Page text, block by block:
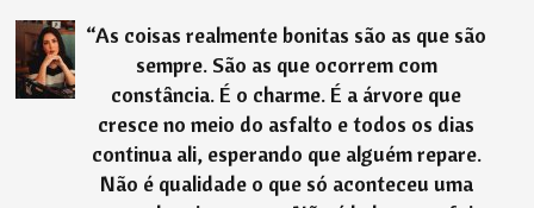
“As coisas realmente bonitas são as que são
sempre. São as que ocorrem com
constância. É o charme. É a árvore que
cresce no meio do asfalto e todos os dias
continua ali, esperando que alguém repare.
Não é qualidade o que só aconteceu uma